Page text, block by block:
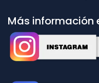
Más información